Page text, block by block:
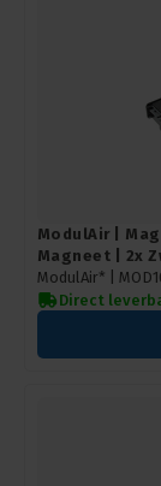
ModulAir |
Magneet | 2x
ModulAir* |
Direct